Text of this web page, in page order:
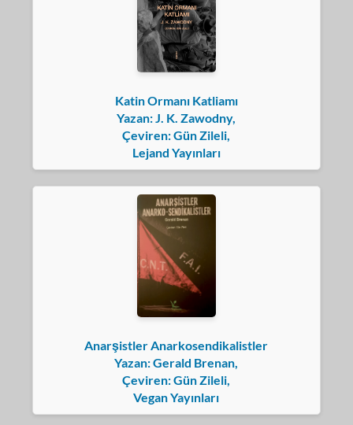
Katin Ormanı Katliamı
Yazan: J. K. Zawodny,
Çeviren: Gün Zileli,
Lejand Yayınları
Anarşistler Anarkosendikalistler
Yazan: Gerald Brenan,
Çeviren: Gün Zileli,
Vegan Yayınları